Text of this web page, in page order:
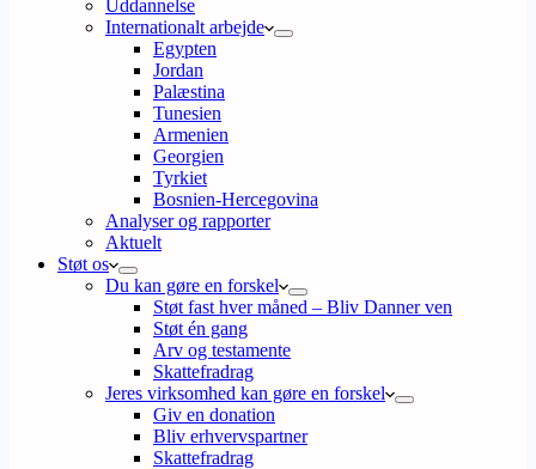
Uddannelse
Internationalt arbejde
Egypten
Jordan
Palæstina
Tunesien
Armenien
Georgien
Tyrkiet
Bosnien-Hercegovina
Analyser og rapporter
Aktuelt
Støt os
Du kan gøre en forskel
Støt fast hver måned – Bliv Danner ven
Støt én gang
Arv og testamente
Skattefradrag
Jeres virksomhed kan gøre en forskel
Giv en donation
Bliv erhvervspartner
Skattefradrag